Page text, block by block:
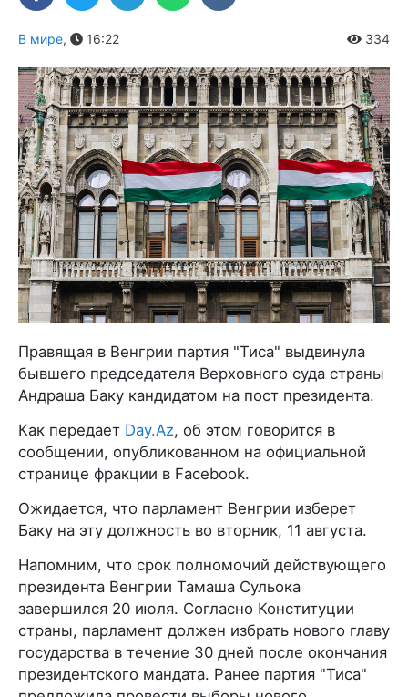
В мире, 16:22 334
Правящая в Венгрии партия "Тиса" выдвинула
бывшего председателя Верховного суда страны
Андраша Баку кандидатом на пост президента.
Как передает Day.Az, об этом говорится в
сообщении, опубликованном на официальной
странице фракции в Facebook.
Ожидается, что парламент Венгрии изберет
Баку на эту должность во вторник, 11 августа.
Напомним, что срок полномочий действующего
президента Венгрии Тамаша Сульока
завершился 20 июля. Согласно Конституции
страны, парламент должен избрать нового главу
государства в течение 30 дней после окончания
президентского мандата. Ранее партия "Тиса"